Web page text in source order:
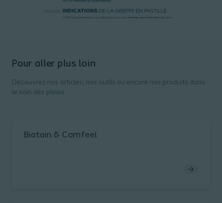
Pour aller plus loin
Découvrez nos articles, nos outils ou encore nos produits dans
le soin des plaies
Biatain & Comfeel